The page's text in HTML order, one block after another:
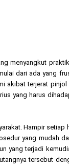
menyangkut
dari ada yang
akibat terjerat
yang harus
Hampir setiap
yang mudah
yang terjadi
tersebut